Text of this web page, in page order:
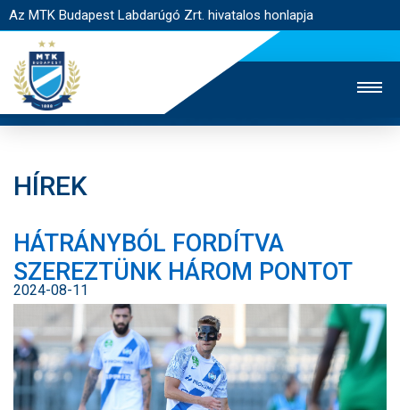
Az MTK Budapest Labdarúgó Zrt. hivatalos honlapja
JEGYÉRTÉKESÍTÉS
WEBSHOP
EGYESÜLET
KAPCSOLAT
NYITÓLAP
HÍREK
CSAPATOK
HÍREK
HÁTRÁNYBÓL FORDÍTVA
SZEREZTÜNK HÁROM PONTOT
2024-08-11